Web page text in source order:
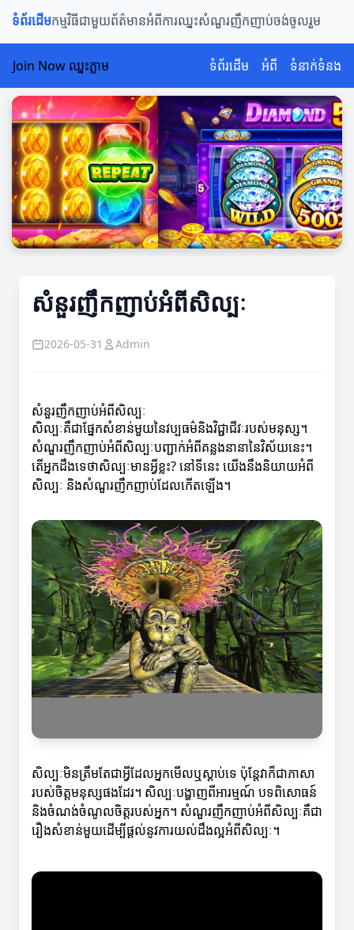
ទំព័រដើមកម្មវិធីជាមួយព័ត៌មានអំពីការឈ្នះសំណួរញឹកញាប់ចង់ចូលរួម
Join Now ឈ្នះភ្លាម ទំព័រដើម អំពី ទំនាក់ទំនង
សំនួរញឹកញាប់អំពីសិល្បៈ
2026-05-31 Admin
សំនួរញឹកញាប់អំពីសិល្បៈ
សិល្បៈគឺជាផ្នែកសំខាន់មួយនៃវប្បធម៌និងវិជ្ជាជីវៈរបស់មនុស្ស។
សំណួរញឹកញាប់អំពីសិល្បៈបញ្ជាក់អំពីគន្លងនានានៃវិស័យនេះ។
តើអ្នកដឹងទេថាសិល្បៈមានអ្វីខ្លះ? នៅទីនេះ យើងនឹងនិយាយអំពី
សិល្បៈ និងសំណួរញឹកញាប់ដែលកើតឡើង។
សិល្បៈមិនត្រឹមតែជាអ្វីដែលអ្នកមើលឬស្តាប់ទេ ប៉ុន្តែវាក៏ជាភាសា
របស់ចិត្តមនុស្សផងដែរ។ សិល្បៈបង្ហាញពីអារម្មណ៍ បទពិសោធន៍
និងចំណង់ចំណូលចិត្តរបស់អ្នក។ សំណួរញឹកញាប់អំពីសិល្បៈគឺជា
រឿងសំខាន់មួយដើម្បីផ្ដល់នូវការយល់ដឹងល្អអំពីសិល្បៈ។